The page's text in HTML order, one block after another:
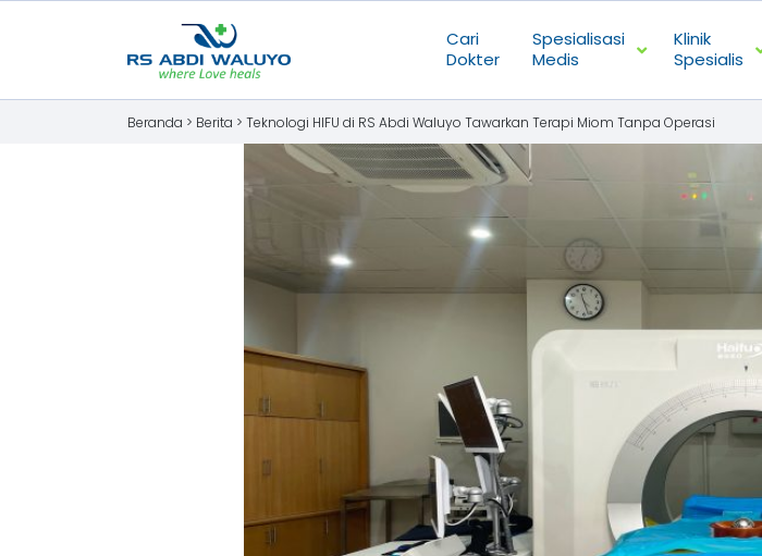
Cari
Dokter
Spesialisasi
Medis
Klinik
Spesialis
Beranda > Berita > Teknologi HIFU di RS Abdi Waluyo Tawarkan Terapi Miom Tanpa Operasi